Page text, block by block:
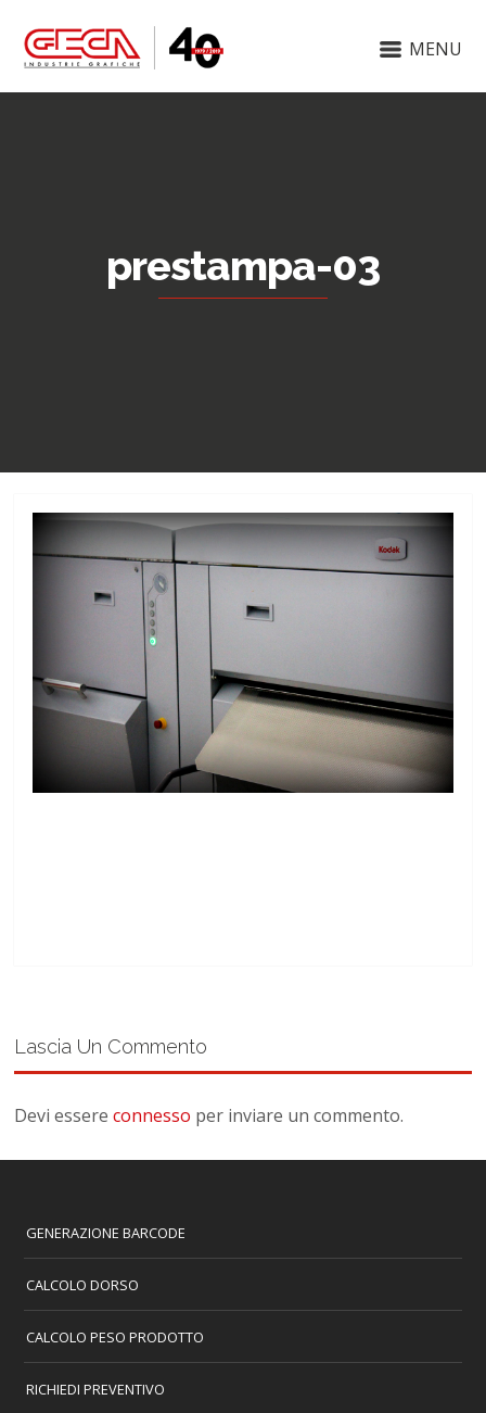
MENU
prestampa-03
Lascia Un Commento
Devi essereconnesso per inviare un commento.
GENERAZIONE BARCODE
CALCOLO DORSO
CALCOLO PESO PRODOTTO
RICHIEDI PREVENTIVO